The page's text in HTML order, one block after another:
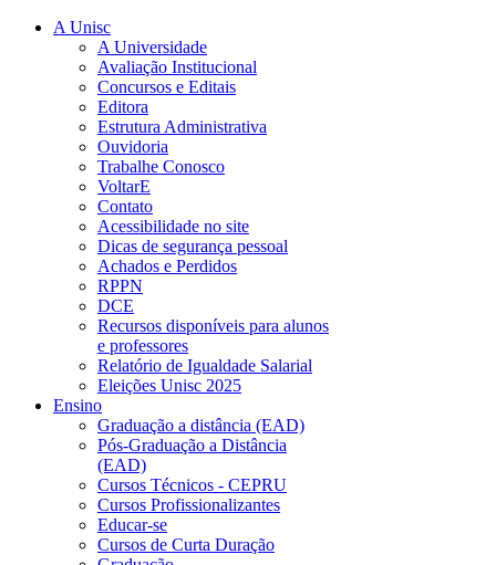
A Unisc
A Universidade
Avaliação Institucional
Concursos e Editais
Editora
Estrutura Administrativa
Ouvidoria
Trabalhe Conosco
VoltarE
Contato
Acessibilidade no site
Dicas de segurança pessoal
Achados e Perdidos
RPPN
DCE
Recursos disponíveis para alunos
e professores
Relatório de Igualdade Salarial
Eleições Unisc 2025
Ensino
Graduação a distância (EAD)
Pós-Graduação a Distância
(EAD)
Cursos Técnicos - CEPRU
Cursos Profissionalizantes
Educar-se
Cursos de Curta Duração